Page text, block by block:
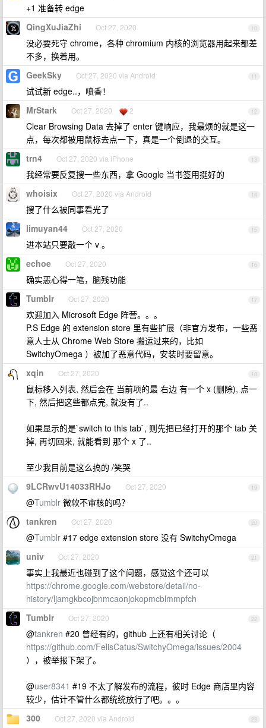
+1 准备转 edge
10
QingXuJiaZhi Oct 27, 2020
没必要死守 chrome，各种 chromium 内核的浏览器用起来都差
不多，换着用。
11
GeekSky Oct 27, 2020 via Android
试试新 edge..，喷香！
12
MrStark Oct 27, 2020 2
Clear Browsing Data 去掉了 enter 键响应，我最烦的就是这一
点，每次都被用鼠标去点一下，真是一个倒退的交互。
13
trn4 Oct 27, 2020 via iPhone
我经常要反复搜一些东西，拿 Google 当书签用挺好的
14
whoisix Oct 27, 2020 via Android
搜了什么被同事看光了
15
limuyan44 Oct 27, 2020
进本站只要敲一个 v 。
16
echoe Oct 27, 2020
确实恶心得一笔，脑残功能
17
Tumblr Oct 27, 2020
欢迎加入 Microsoft Edge 阵营。。。
P.S Edge 的 extension store 里有些扩展（非官方发布，一些恶
意人士从 Chrome Web Store 搬运过来的，比如
SwitchyOmega ）被加了恶意代码，安装时要留意。
18
xqin Oct 27, 2020
鼠标移入列表, 然后会在 当前项的最 右边 有一个 x (删除), 点一
下, 然后把这些都点完, 就没有了..
如果显示的是`switch to this tab`, 则先把已经打开的那个 tab 关
掉, 再切回来, 就能看到 那个 x 了..
至少我目前是这么搞的 /笑哭
19
9LCRwvU14033RHJo Oct 27, 2020
@Tumblr 微软不审核的吗？
20
tankren Oct 27, 2020
@Tumblr #17 edge extension store 没有 SwitchyOmega
21
univ Oct 27, 2020
事实上我最近也碰到了这个问题，感觉这个还可以
https://chrome.google.com/webstore/detail/no-
history/ljamgkbcojbnmcaonjokopmcblmmpfch
22
Tumblr Oct 27, 2020
@tankren #20 曾经有的，github 上还有相关讨论（
https://github.com/FelisCatus/SwitchyOmega/issues/2004
），被举报下架了。
@user8341 #19 不太了解发布的流程，彼时 Edge 商店里内容
较少，估计不管什么都统统放行了吧。。。
23
300 Oct 27, 2020 via Android